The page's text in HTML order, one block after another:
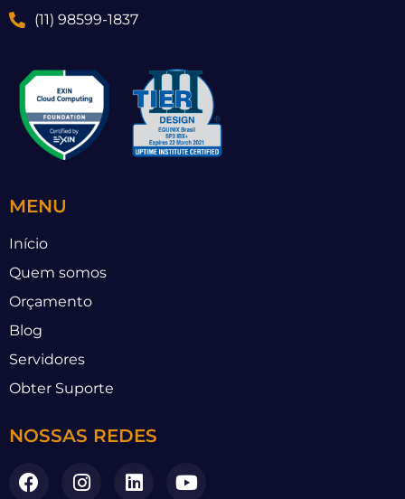
(11) 98599-1837
MENU
Início
Quem somos
Orçamento
Blog
Servidores
Obter Suporte
NOSSAS REDES